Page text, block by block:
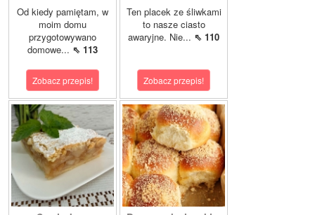
Od kiedy pamiętam, w
moim domu
przygotowywano
domowe... ⇖ 113
Zobacz przepis!
Ten placek ze śliwkami
to nasze ciasto
awaryjne. Nie... ⇖ 110
Zobacz przepis!